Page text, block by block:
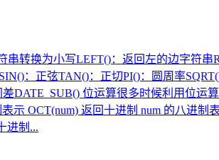
转换为小写LEFT()：返回左的边字符
：正弦TAN()：正切PI()：圆周率
DATE_SUB() 位运算很多时候利用位
示 OCT(num) 返回十进制 num 的八进
进制...